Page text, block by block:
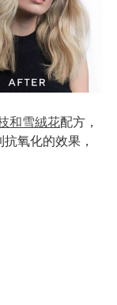
和雪絨花配方，
氧化的效果，